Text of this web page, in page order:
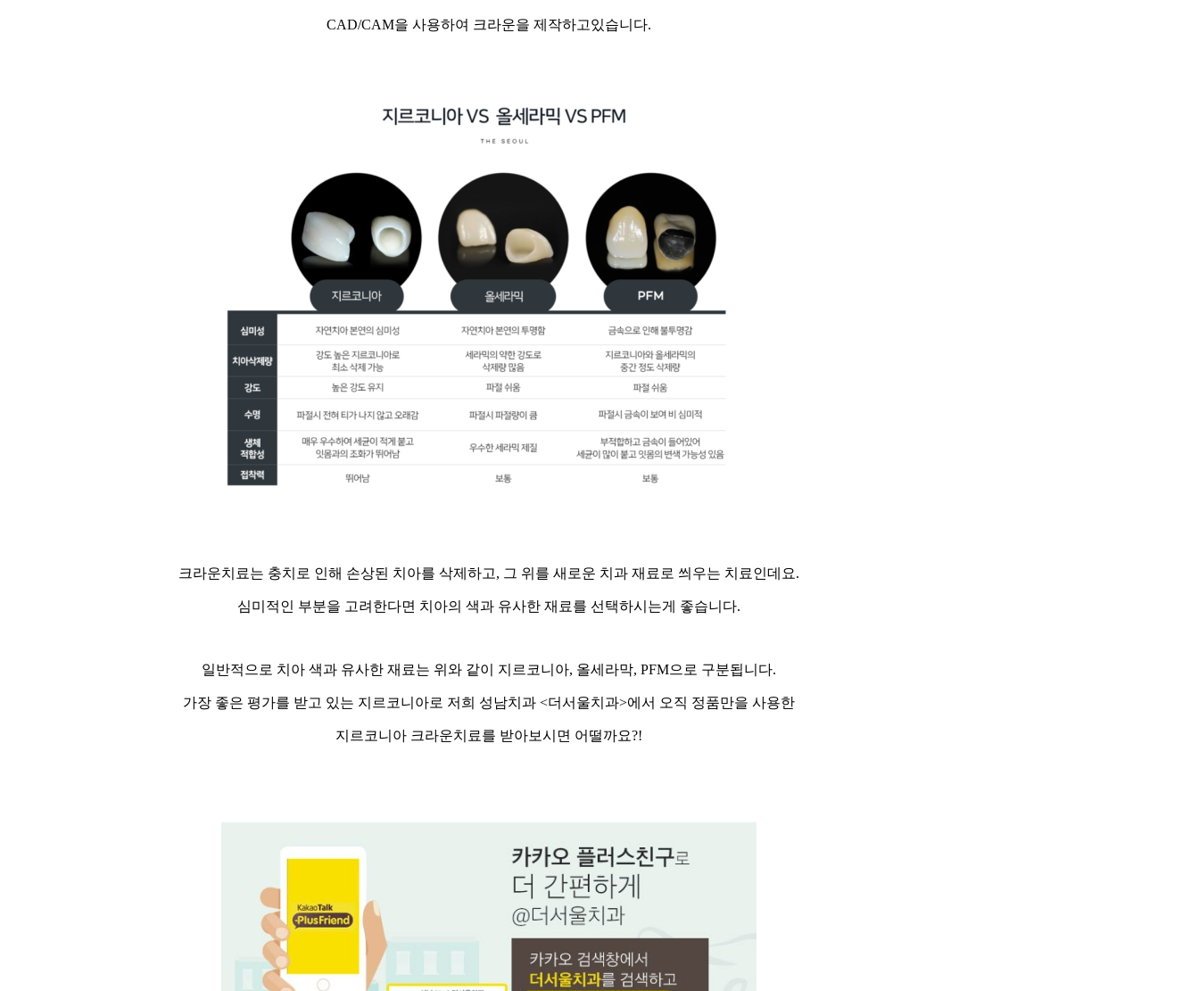
CAD/CAM을 사용하여 크라운을 제작하고있습니다.
크라운치료는 충치로 인해 손상된 치아를 삭제하고, 그 위를 새로운 치과 재료로 씌우는 치료인데요.
심미적인 부분을 고려한다면 치아의 색과 유사한 재료를 선택하시는게 좋습니다.
일반적으로 치아 색과 유사한 재료는 위와 같이 지르코니아, 올세라막, PFM으로 구분됩니다.
가장 좋은 평가를 받고 있는 지르코니아로 저희 성남치과 <더서울치과>에서 오직 정품만을 사용한
지르코니아 크라운치료를 받아보시면 어떨까요?!